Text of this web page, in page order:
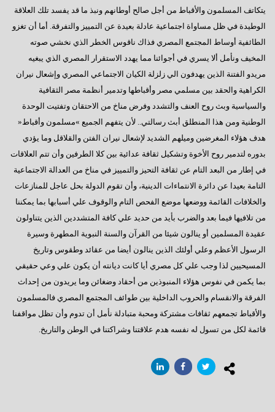
إفتكاسة أبو شقة إحدى عجائب وغرائب البرلمان
هذا هو المتوقع والمنتظر
إطلالة عام جديد
عجائب وغرائب مجلس النواب
تغييب القوى الوطنية
هل يطول الإنتظار ؟
السادات : رحيل مرسى كشف عن آفة مجتمعية خطيرة
إيران - ماذا ننتظر؟
ماذا بعد الإستفتاء ؟
حينما يستمع الرئيس
سؤال يطرح نفسه
وجهة نظر فى ( الإرهاب – الفساد – الإهمال )
هل يفعلها الرئيس؟
السادات تعقيبا على إنجازات البرلمان في ثلاث سنوات
همسة للرئيس
‬يتكاتف المسلمون والأقباط من أجل صالح أوطانهم ونبذ ما قد‮ ‬يفسد تلك العلاقة
الوطيدة في‮ ‬ظل مساواة اجتماعية عادلة بعيدة عن التمييز والتفرقة‮.‬ أما أن تغزو
الطائفية أوساط المجتمع المصري‮ ‬فذاك ناقوس الخطر الذي‮ ‬نخشي‮ ‬صوته
المخيف ونأمل ألا‮ ‬يسري‮ ‬في‮ ‬أجوائنا مما‮ ‬يهدد الاستقرار المصري‮ ‬الذي‮ ‬يبغيه
مريدو الفتنة الذين‮ ‬يهدفون الي‮ ‬زلزلة الكيان الاجتماعي‮ ‬المصري‮ ‬وإشعال نيران
الكراهية والحقد بين مسلمي‮ ‬مصر وأقباطها وتدمير أنظمة مصر الثقافية
والسياسية وبث روح العنف والتشدد وفرض مناخ من الاحتقان وتفتيت الوحدة
الوطنية ومن هذا المنطلق أبث رسالتي‮.. ‬لأن‮ ‬يتفهم الجميع‮ »‬مسلمون وأقباط‮«
‬هدف هؤلاء المغرضين وميلهم الشديد لإشعال نيران الفتن والقلاقل وما‮ ‬يؤدي‮
‬بدوره لتدمير روح الأخوة وتشكيل ثقافة عدائية بين كلا الطرفين وأن تتم العلاقات
في‮ ‬إطار من البعد التام عن ثقافة التحيز والتمييز في‮ ‬مناخ من العدالة الاجتماعية
التامة بعيدا عن دائرة الانتماءات الدينية،‮ ‬وأن تقوم الدولة بحل عاجل للمنازعات
والخلافات القائمة ووضعها موضع الفحص التام والوقوف علي‮ ‬أسبابها بما‮ ‬يمكننا
من تلافيها فيما بعد والضرب بأيد من حديد علي‮ ‬كافة المتشددين الذين‮ ‬يتناولون
عقيدة المسلمين أو‮ ‬ينالون شيئا من القرآن والسنة النبوية المطهرة وسيرة
الرسول الأعظم وعلي‮ ‬أولئك الذين‮ ‬ينالون أيضا من عقائد وطقوس وتاريخ
المسيحيين لذا وجب علي‮ ‬كل مصري‮ ‬أيا كانت ديانته أن‮ ‬يكون علي‮ ‬وعي‮ ‬حقيقي‮
‬بما‮ ‬يكمن في‮ ‬نفوس هؤلاء المنبوذين من أحقاد وضغائن وما‮ ‬يريدون من إحداث
الفرقة والانقسام والحروب الداخلية بين طوائف المجتمع المصري‮ ‬فالمسلمون
والأقباط تجمعهم ثقافات مشتركة ومحبة متبادلة نأمل أن تدوم وأن تظل مواقفنا
قائمة لكل من تسول له نفسه هدم علاقتنا وشراكتنا في‮ ‬الوطن والتاريخ‮.‬